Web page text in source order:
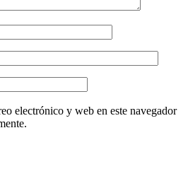
electrónico y web en este navegador